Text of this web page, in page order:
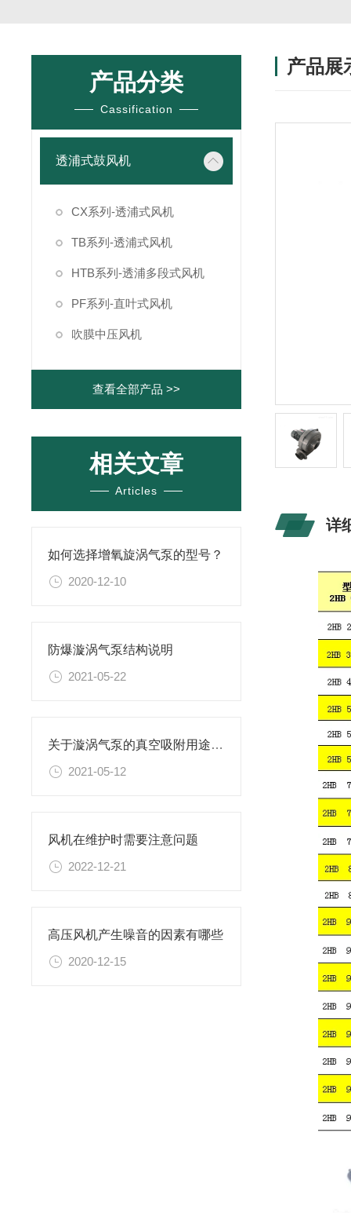
产品分类
Cassification
透浦式鼓风机
CX系列-透浦式风机
TB系列-透浦式风机
HTB系列-透浦多段式风机
PF系列-直叶式风机
吹膜中压风机
查看全部产品 >>
相关文章
Articles
如何选择增氧旋涡气泵的型号？
2020-12-10
防爆漩涡气泵结构说明
2021-05-22
关于漩涡气泵的真空吸附用途你知多少？
2021-05-12
风机在维护时需要注意问题
2022-12-21
高压风机产生噪音的因素有哪些
2020-12-15
产品展
详